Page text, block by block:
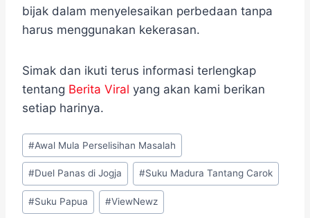
bijak dalam menyelesaikan perbedaan tanpa
harus menggunakan kekerasan.
Simak dan ikuti terus informasi terlengkap
tentang Berita Viral yang akan kami berikan
setiap harinya.
Post
Tags:
#Awal Mula Perselisihan Masalah
#Duel Panas di Jogja #Suku Madura Tantang Carok
#Suku Papua #ViewNewz